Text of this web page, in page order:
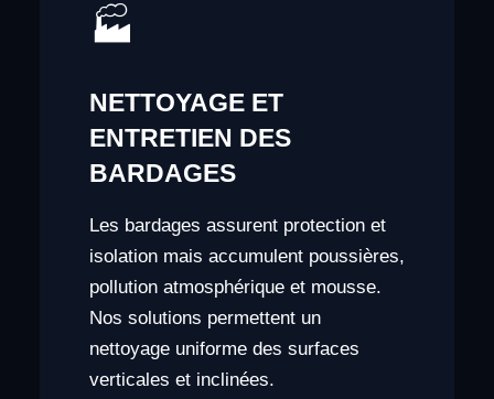
🏭
NETTOYAGE ET
ENTRETIEN DES
BARDAGES
Les bardages assurent protection et
isolation mais accumulent poussières,
pollution atmosphérique et mousse.
Nos solutions permettent un
nettoyage uniforme des surfaces
verticales et inclinées.